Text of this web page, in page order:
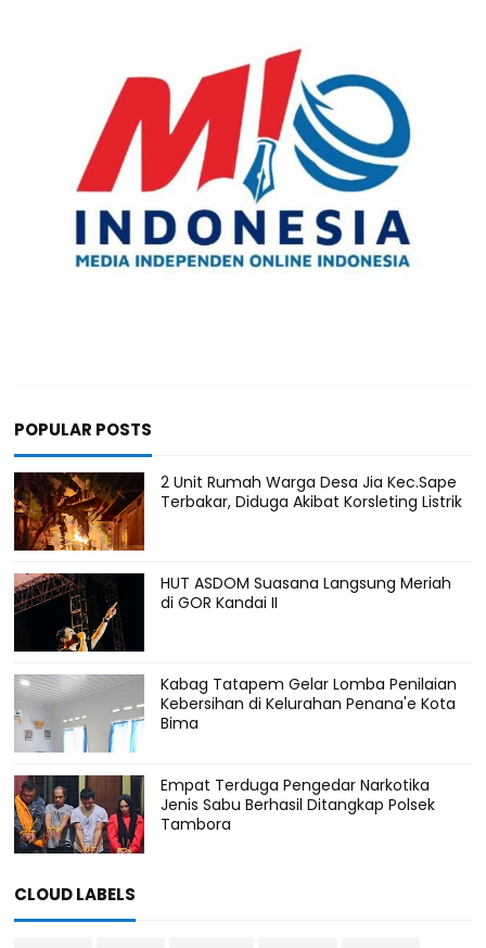
POPULAR POSTS
2 Unit Rumah Warga Desa Jia Kec.Sape
Terbakar, Diduga Akibat Korsleting Listrik
HUT ASDOM Suasana Langsung Meriah
di GOR Kandai II
Kabag Tatapem Gelar Lomba Penilaian
Kebersihan di Kelurahan Penana'e Kota
Bima
Empat Terduga Pengedar Narkotika
Jenis Sabu Berhasil Ditangkap Polsek
Tambora
CLOUD LABELS